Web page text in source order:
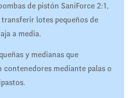
de pistón SaniForce 2:1,
transferir lotes pequeños de
a media.
y medianas que
contenedores mediante palas o